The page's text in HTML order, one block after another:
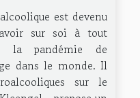
est devenu
sur soi à tout
la pandémie de
dans le monde. Il
sur le